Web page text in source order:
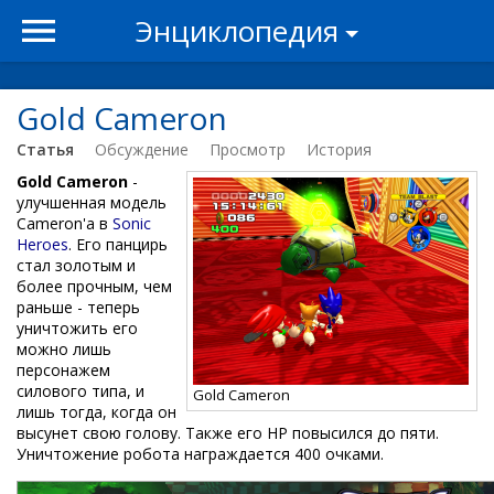
Энциклопедия
Gold Cameron
Статья Обсуждение Просмотр История
Gold Cameron
Gold Cameron -
улучшенная модель
Cameron'а в Sonic
Heroes. Его панцирь
стал золотым и
более прочным, чем
раньше - теперь
уничтожить его
можно лишь
персонажем
силового типа, и
лишь тогда, когда он
высунет свою голову. Также его HP повысился до пяти.
Уничтожение робота награждается 400 очками.